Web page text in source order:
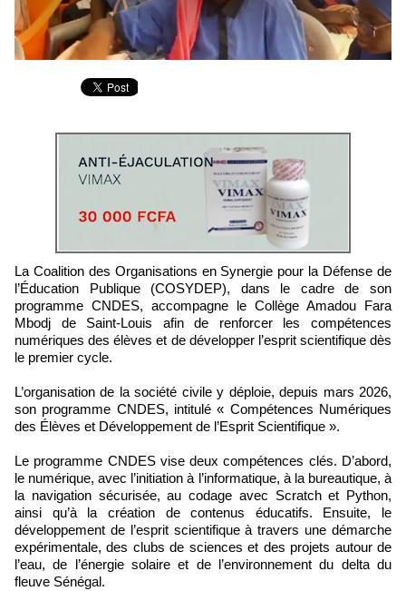
La Coalition des Organisations en Synergie pour la Défense de
l’Éducation Publique (COSYDEP), dans le cadre de son
programme CNDES, accompagne le Collège Amadou Fara
Mbodj de Saint-Louis afin de renforcer les compétences
numériques des élèves et de développer l’esprit scientifique dès
le premier cycle.
L’organisation de la société civile y déploie, depuis mars 2026,
son programme CNDES, intitulé « Compétences Numériques
des Élèves et Développement de l’Esprit Scientifique ».
Le programme CNDES vise deux compétences clés. D’abord,
le numérique, avec l’initiation à l’informatique, à la bureautique, à
la navigation sécurisée, au codage avec Scratch et Python,
ainsi qu’à la création de contenus éducatifs. Ensuite, le
développement de l’esprit scientifique à travers une démarche
expérimentale, des clubs de sciences et des projets autour de
l’eau, de l’énergie solaire et de l’environnement du delta du
fleuve Sénégal.